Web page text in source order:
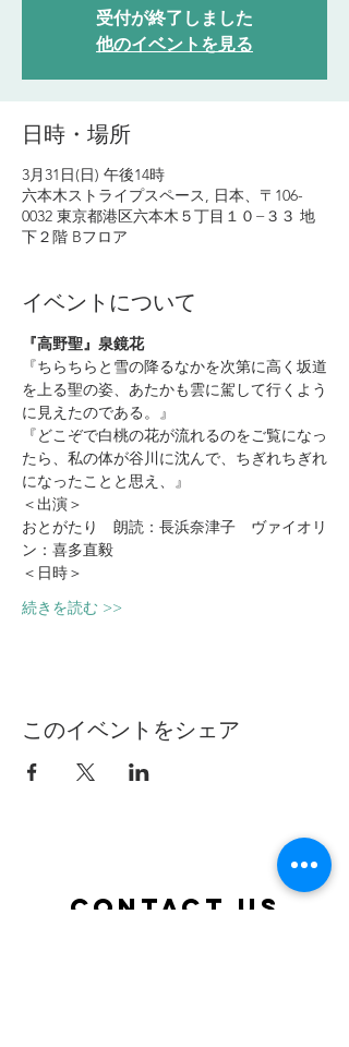
受付が終了しました
他のイベントを見る
日時・場所
3月31日(日) 午後14時
六本木ストライプスペース, 日本、〒106-
0032 東京都港区六本木５丁目１０−３３ 地
下２階 Bフロア
イベントについて
『高野聖』泉鏡花
『ちらちらと雪の降るなかを次第に高く坂道
を上る聖の姿、あたかも雲に駕して行くよう
に見えたのである。』
『どこぞで白桃の花が流れるのをご覧になっ
たら、私の体が谷川に沈んで、ちぎれちぎれ
になったことと思え、』
＜出演＞
おとがたり　朗読：長浜奈津子　ヴァイオリ
ン：喜多直毅
＜日時＞
続きを読む >>
このイベントをシェア
Contact Us